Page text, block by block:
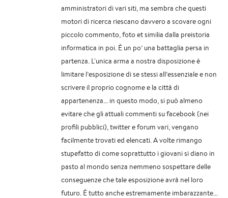
amministratori di vari siti, ma sembra che questi
motori di ricerca riescano davvero a scovare ogni
piccolo commento, foto et similia dalla preistoria
informatica in poi. È un po’ una battaglia persa in
partenza. L'unica arma a nostra disposizione è
limitare l’esposizione di se stessi all’essenziale e non
scrivere il proprio cognome e la città di
appartenenza... in questo modo, si può almeno
evitare che gli attuali commenti su facebook (nei
profili pubblici), twitter e forum vari, vengano
facilmente trovati ed elencati. A volte rimango
stupefatto di come soprattutto i giovani si diano in
pasto al mondo senza nemmeno sospettare delle
conseguenze che tale esposizione avrà nel loro
futuro. È tutto anche estremamente imbarazzante...